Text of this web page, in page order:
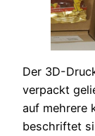
Der 3D-
verpackt
auf mehrere
beschriftet